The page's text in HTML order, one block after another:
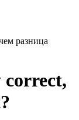
разница